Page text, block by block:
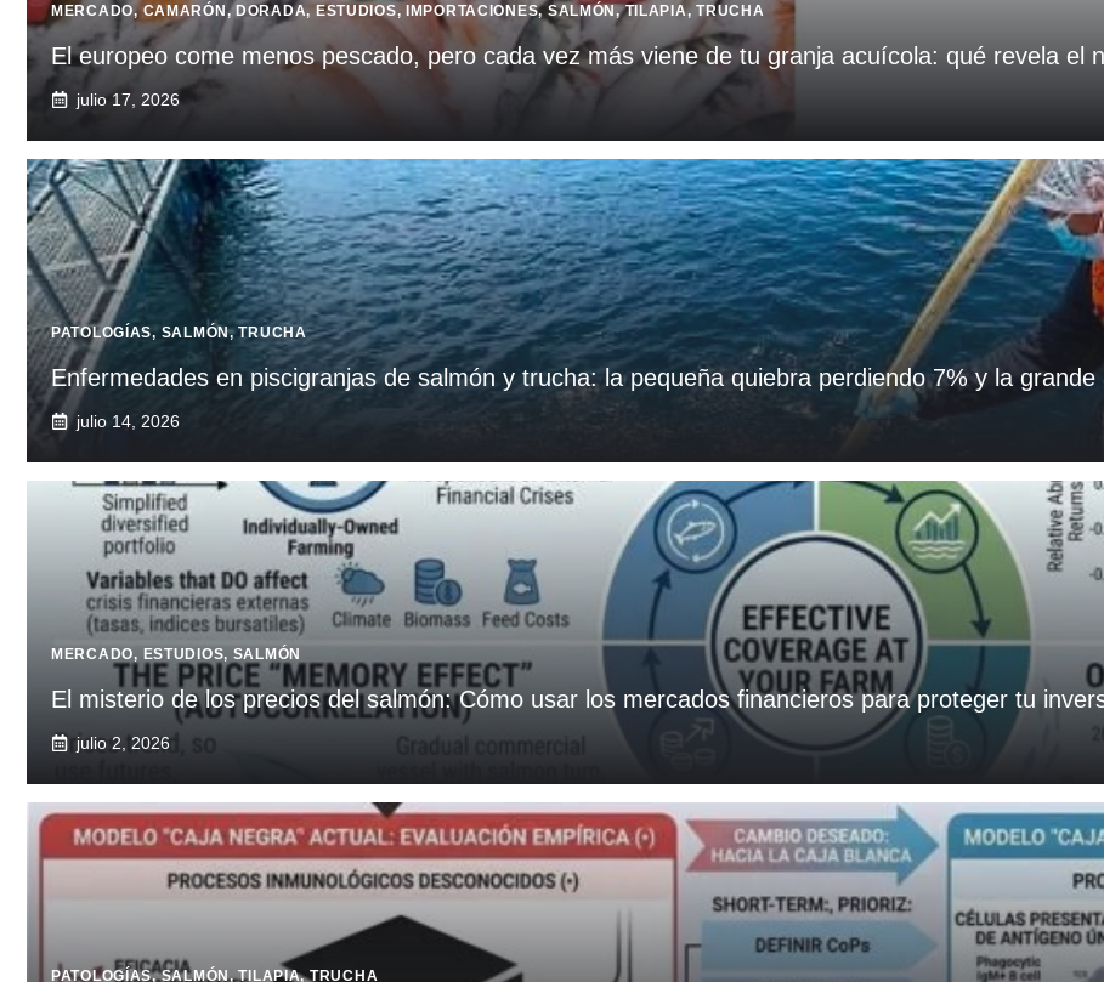
MERCADO, CAMARÓN,DORADA, ESTUDIOS, IMPORTACIONES,SALMÓN,TILAPIA,TRUCHA
El europeo come menos pescado, pero cada vez más viene de tu granja acuícola: qué revela el
julio 17, 2026
PATOLOGÍAS, SALMÓN,TRUCHA
Enfermedades en piscigranjas de salmón y trucha: la pequeña quiebra perdiendo 7% y la
julio 14, 2026
MERCADO, ESTUDIOS, SALMÓN
El misterio de los precios del salmón: Cómo usar los mercados financieros para proteger tu
julio 2, 2026
PATOLOGÍAS,SALMÓN,TILAPIA,TRUCHA